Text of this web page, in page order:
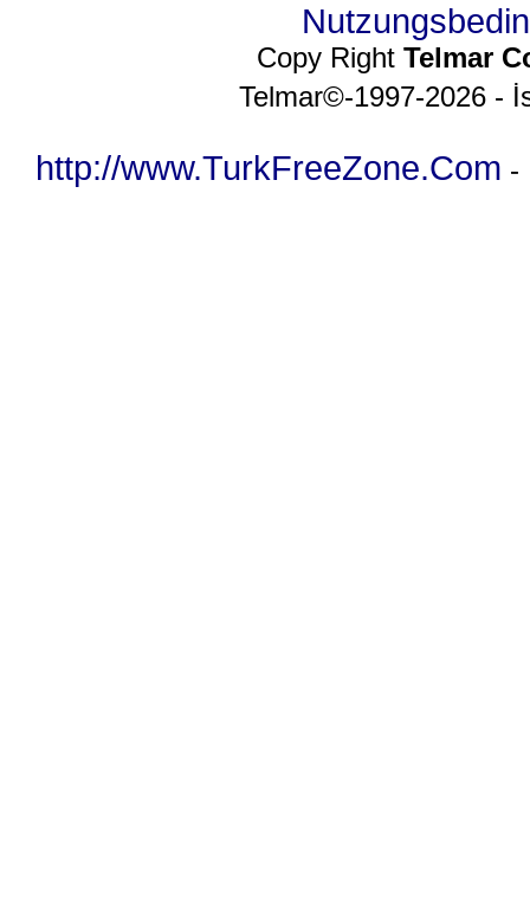
Copy Right Telmar
Telmar©-1997-2026 -
http://www.TurkFreeZone.Com -